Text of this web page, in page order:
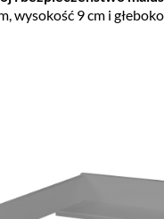
wysokość 9 cm i